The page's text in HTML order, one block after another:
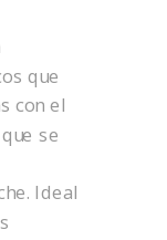
que
con el
se
Ideal